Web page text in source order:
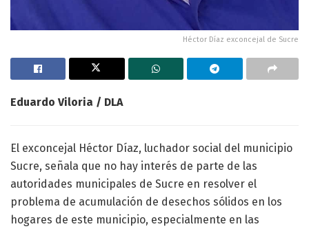
Héctor Díaz exconcejal de Sucre
Eduardo Viloria / DLA
El exconcejal Héctor Díaz, luchador social del municipio
Sucre, señala que no hay interés de parte de las
autoridades municipales de Sucre en resolver el
problema de acumulación de desechos sólidos en los
hogares de este municipio, especialmente en las